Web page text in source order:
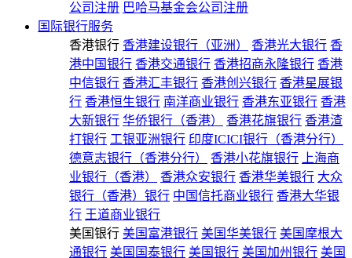
公司注册 巴哈马基金会公司注册
国际银行服务
香港银行 香港建设银行（亚洲） 香港光大银行 香
港中国银行 香港交通银行 香港招商永隆银行 香港
中信银行 香港汇丰银行 香港创兴银行 香港星展银
行 香港恒生银行 南洋商业银行 香港东亚银行 香港
大新银行 华侨银行（香港） 香港花旗银行 香港渣
打银行 工银亚洲银行 印度ICICI银行（香港分行）
德意志银行（香港分行）
香港小花旗银行
上海商
业银行（香港）
香港众安银行 香港华美银行 大众
银行（香港）银行 中国信托商业银行 香港大华银
行 王道商业银行
美国银行 美国富港银行 美国华美银行 美国摩根大
通银行 美国国泰银行 美国银行 美国加州银行 美国